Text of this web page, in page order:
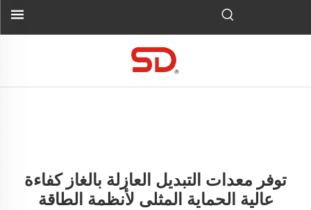
توفر معدات التبديل العازلة بالغاز كفاءة
عالية الحماية المثلى لأنظمة الطاقة